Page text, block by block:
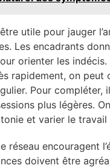
utile pour jauger
Les encadrants
orienter les
rapidement, on peut
Pour compléter,
plus légères.
et varier le travail
réseau encouragent
doivent être